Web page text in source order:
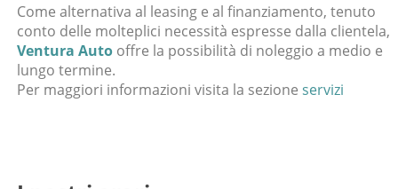
Come alternativa al leasing e al finanziamento, tenuto
conto delle molteplici necessità espresse dalla clientela,
Ventura Autooffre la possibilità di noleggio a medio e
lungo termine.
Per maggiori informazioni visita la sezione servizi